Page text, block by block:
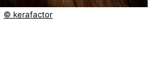
© kerafactor